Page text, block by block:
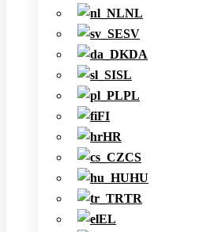
NL
SV
DA
SL
PL
FI
HR
CS
HU
TR
EL